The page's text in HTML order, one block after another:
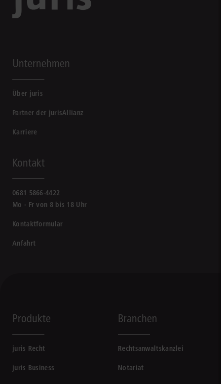
Unternehmen
Über juris
Partner der jurisAllianz
Karriere
Kontakt
0681 5866-4422
Mo - Fr von 8 bis 18 Uhr
Kontaktformular
Anfahrt
Produkte
juris Recht
juris Business
Branchen
Rechtsanwaltskanzlei
Notariat